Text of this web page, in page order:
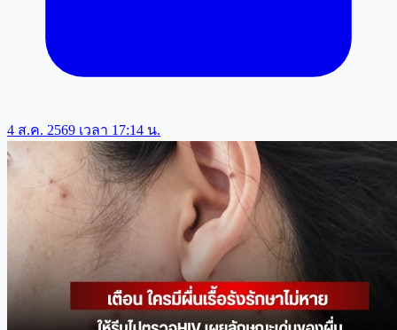
4 ส.ค. 2569 เวลา 17:14 น.